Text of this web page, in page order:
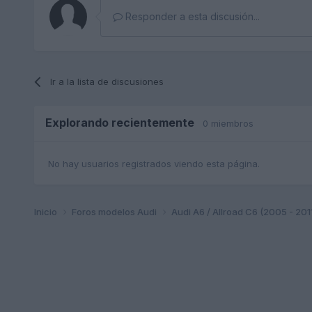
Responder a esta discusión...
Ir a la lista de discusiones
Explorando recientemente 0 miembros
No hay usuarios registrados viendo esta página.
Inicio Foros modelos Audi Audi A6 / Allroad C6 (2005 -